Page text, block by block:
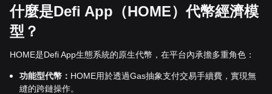
什麼是Defi App（HOME）代幣經濟模
型？
HOME是Defi App生態系統的原生代幣，在平台內承擔多重角色：
功能型代幣： HOME用於透過Gas抽象支付交易手續費，實現無
縫的跨鏈操作。